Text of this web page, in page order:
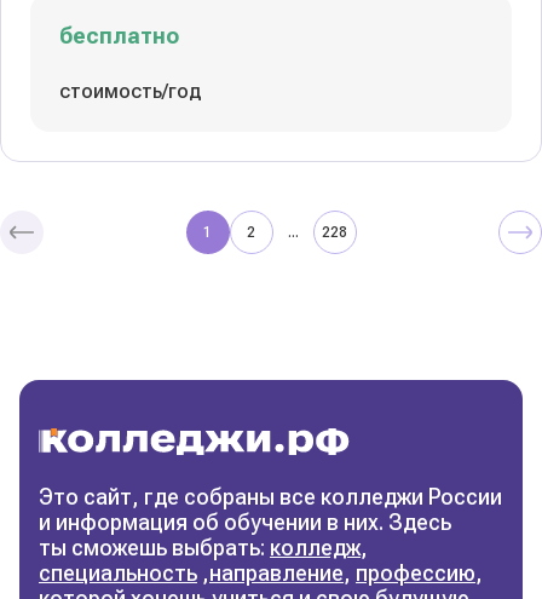
бесплатно
стоимость/год
колледж
Фильтры
Сбросить фильтры
1 2 ... 228
Это сайт, где собраны все колледжи России
и информация об обучении в них. Здесь
ты сможешь выбрать: колледж,
специальность ,направление, профессию,